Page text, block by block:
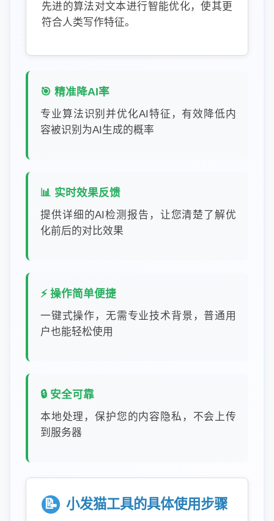
先进的算法对文本进行智能优化，使其更
符合人类写作特征。
🎯 精准降AI率
专业算法识别并优化AI特征，有效降低内
容被识别为AI生成的概率
📊 实时效果反馈
提供详细的AI检测报告，让您清楚了解优
化前后的对比效果
⚡ 操作简单便捷
一键式操作，无需专业技术背景，普通用
户也能轻松使用
🔒 安全可靠
本地处理，保护您的内容隐私，不会上传
到服务器
📝 小发猫工具的具体使用步骤